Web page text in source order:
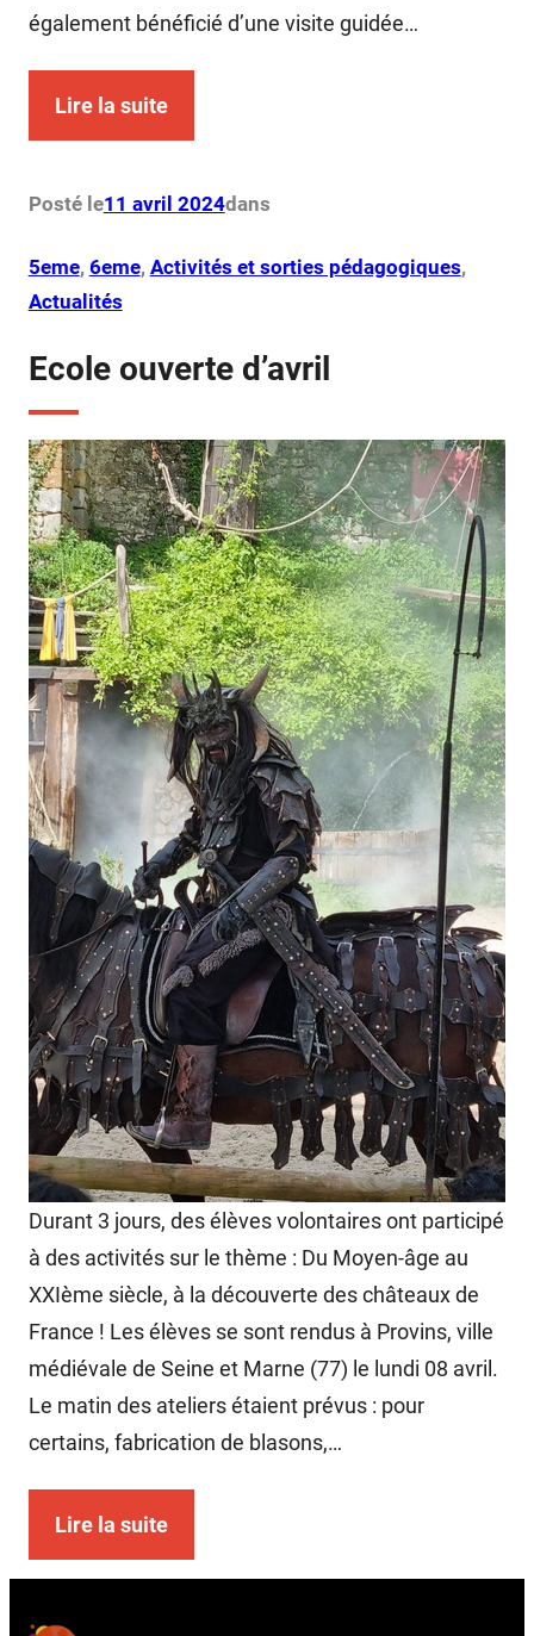
également bénéficié d’une visite guidée…
Lire la suite
Posté le11 avril 2024dans
5eme, 6eme, Activités et sorties pédagogiques
Actualités
Ecole ouverte d’avril
Durant 3 jours, des élèves volontaires ont participé
à des activités sur le thème : Du Moyen-âge au
XXIème siècle, à la découverte des châteaux de
France ! Les élèves se sont rendus à Provins, ville
médiévale de Seine et Marne (77) le lundi 08 avril.
Le matin des ateliers étaient prévus : pour
certains, fabrication de blasons,…
Lire la suite